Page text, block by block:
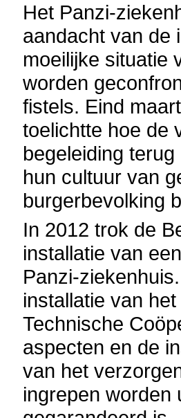
Het Panzi-
aandacht van de
moeilijke situatie
worden
fistels. Eind
toelichtte hoe de
begeleiding
hun cultuur van
burgerbevolking
In 2012 trok de
installatie van
Panzi-
installatie van
Technische
aspecten en de
van het
ingrepen worden